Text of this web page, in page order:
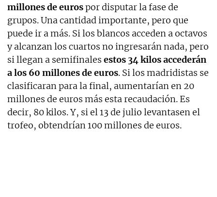
millones de eurospor disputar la fase de
grupos. Una cantidad importante, pero que
puede ir a más. Si los blancos acceden a octavos
y alcanzan los cuartos no ingresarán nada, pero
si llegan a semifinales estos 34 kilos accederán
a los 60 millones de euros. Si los madridistas se
clasificaran para la final, aumentarían en 20
millones de euros más esta recaudación. Es
decir, 80 kilos. Y, si el 13 de julio levantasen el
trofeo, obtendrían 100 millones de euros.